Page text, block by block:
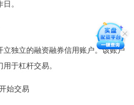
。
独立的融资融券信用账户。该账户
于杠杆交易。
始交易